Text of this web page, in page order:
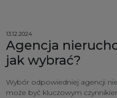
13.12.2024
Agencja
jak wybrać?
Wybór odpowiedniej agencji
może być kluczowym